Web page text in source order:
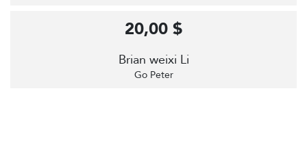
Brian weixi Li
Go Peter
20,00 $